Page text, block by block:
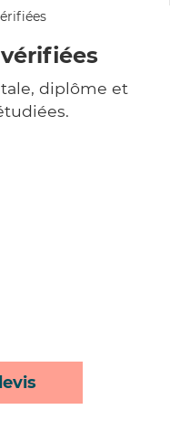
diplôme et